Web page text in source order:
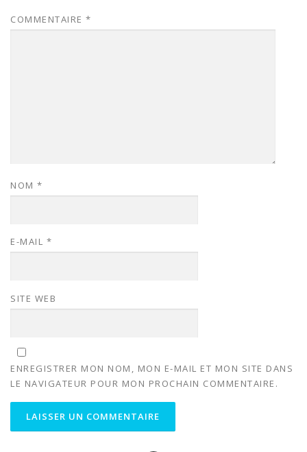
COMMENTAIRE *
NOM *
E-MAIL *
SITE WEB
ENREGISTRER MON NOM, MON E-MAIL ET MON SITE DANS
LE NAVIGATEUR POUR MON PROCHAIN COMMENTAIRE.